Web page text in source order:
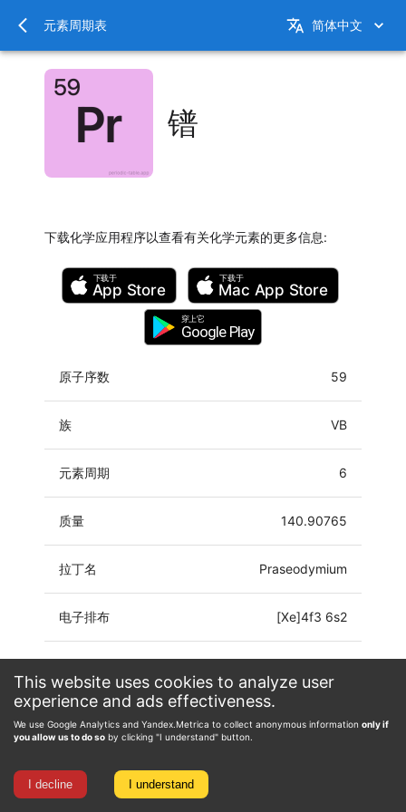
This website uses cookies to analyze user
experience and ads effectiveness.
We use Google Analytics and Yandex.Metrica to collect anonymous information only if
you allow us to do so by clicking "I understand" button.
I decline I understand
元素周期表 简体中文
镨
下载化学应用程序以查看有关化学元素的更多信息:
下载于
App Store
下载于
Mac App Store
穿上它
Google Play
原子序数 59
族 VB
元素周期 6
质量 140.90765
拉丁名 Praseodymium
电子排布 [Xe]4f3 6s2